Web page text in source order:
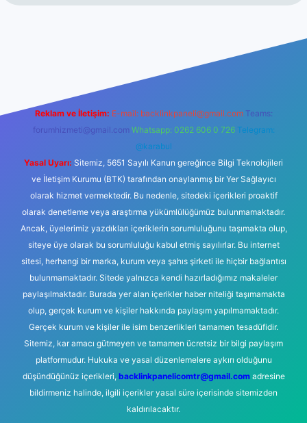
Reklam ve İletişim: E-mail: backlinkpaneli@gmail.com Teams:
forumhizmeti@gmail.com Whatsapp: 0262 606 0 726 Telegram:
@karabul
Yasal Uyarı: Sitemiz, 5651 Sayılı Kanun gereğince Bilgi Teknolojileri
ve İletişim Kurumu (BTK) tarafından onaylanmış bir Yer Sağlayıcı
olarak hizmet vermektedir. Bu nedenle, sitedeki içerikleri proaktif
olarak denetleme veya araştırma yükümlülüğümüz bulunmamaktadır.
Ancak, üyelerimiz yazdıkları içeriklerin sorumluluğunu taşımakta olup,
siteye üye olarak bu sorumluluğu kabul etmiş sayılırlar. Bu internet
sitesi, herhangi bir marka, kurum veya şahıs şirketi ile hiçbir bağlantısı
bulunmamaktadır. Sitede yalnızca kendi hazırladığımız makaleler
paylaşılmaktadır. Burada yer alan içerikler haber niteliği taşımamakta
olup, gerçek kurum ve kişiler hakkında paylaşım yapılmamaktadır.
Gerçek kurum ve kişiler ile isim benzerlikleri tamamen tesadüfidir.
Sitemiz, kar amacı gütmeyen ve tamamen ücretsiz bir bilgi paylaşım
platformudur. Hukuka ve yasal düzenlemelere aykırı olduğunu
düşündüğünüz içerikleri, backlinkpanelicomtr@gmail.comadresine
bildirmeniz halinde, ilgili içerikler yasal süre içerisinde sitemizden
kaldırılacaktır.